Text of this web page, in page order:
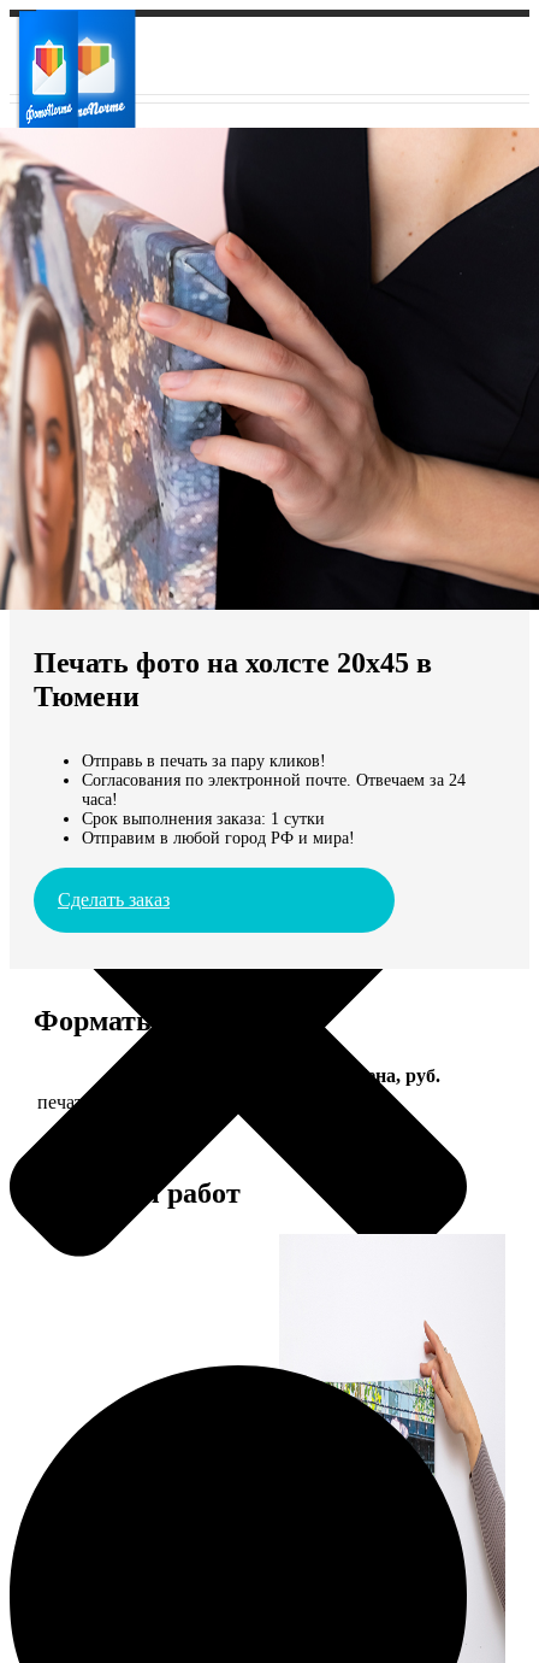
Ваш город:
Ваш регион доставки
Выберите из списка:
Мы доставляем по всему миру
Продолжить без города
Печать фото на холсте 20х45 в
Тюмени
Отправь в печать за пару кликов!
Согласования по электронной почте. Отвечаем за 24
часа!
Срок выполнения заказа: 1 сутки
Отправим в любой город РФ и мира!
Сделать заказ
Форматы и цены
Цена, руб.
печать фото на холсте с подрамником
Примеры работ